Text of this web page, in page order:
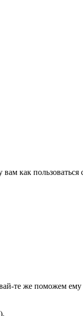
как
те же поможем ему